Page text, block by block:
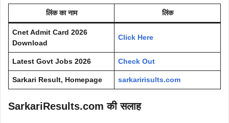
लिंक का नाम लिंक
Cnet Admit Card 2026
Download
Click Here
Latest Govt Jobs 2026 Check Out
Sarkari Result, Homepage sarkaririsults.com
SarkariResults.com की सलाह